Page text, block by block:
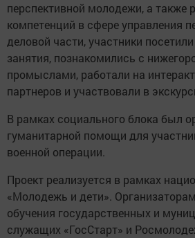
перспективной молодежи, а также
компетенций в сфере управления
деловой части, участники
занятия, познакомились с
промыслами, работали на
партнеров и участвовали в
В рамках социального блока был
гуманитарной помощи для
военной операции.
Проект реализуется в рамках
«Молодежь и дети».
обучения государственных и
служащих «ГосСтарт» и